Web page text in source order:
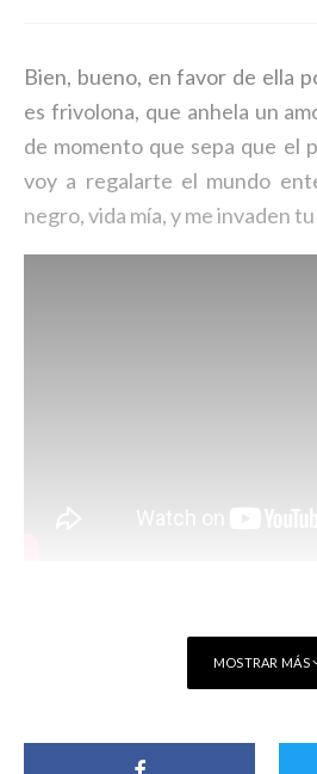
Bien, bueno, en favor de ella
es frivolona, que anhela un
de momento que sepa que el
voy a regalarte el mundo
negro, vida mía, y me invaden
MOSTRAR MÁS